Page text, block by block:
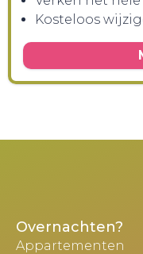
Kosteloos
Overnachten?
Appartementen